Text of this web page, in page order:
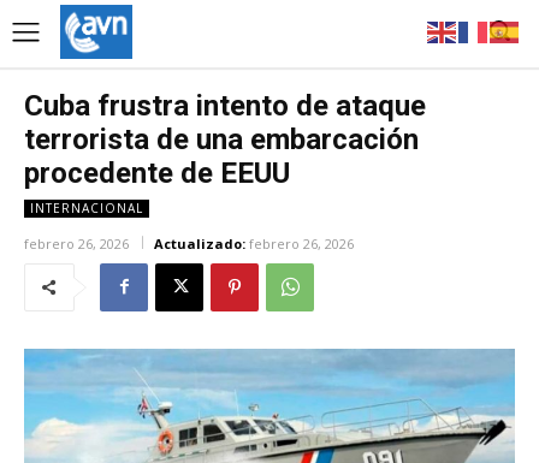
Cuba frustra intento de ataque
terrorista de una embarcación
procedente de EEUU
INTERNACIONAL
febrero 26, 2026 Actualizado: febrero 26, 2026